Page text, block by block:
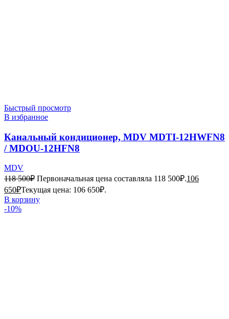
Быстрый просмотр
В избранное
Канальный кондиционер, MDV MDTI-12HWFN8
/ MDOU-12HFN8
MDV
118 500₽ Первоначальная цена составляла 118 500₽.106
650₽Текущая цена: 106 650₽.
В корзину
-10%